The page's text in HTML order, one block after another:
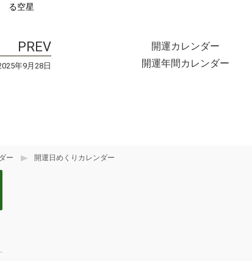
ー 開運日めくりカレンダー
る空星
年9月28日
開運カレンダー
開運年間カレンダー